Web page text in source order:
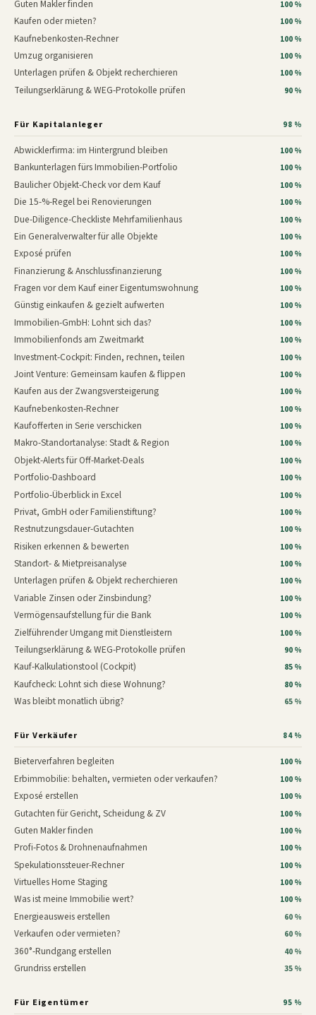
Guten Makler finden 100 %
Kaufen oder mieten? 100 %
Kaufnebenkosten-Rechner 100 %
Umzug organisieren 100 %
Unterlagen prüfen & Objekt recherchieren 100 %
Teilungserklärung & WEG-Protokolle prüfen 90 %
Für Kapitalanleger 98 %
Abwicklerfirma: im Hintergrund bleiben 100 %
Bankunterlagen fürs Immobilien-Portfolio 100 %
Baulicher Objekt-Check vor dem Kauf 100 %
Die 15-%-Regel bei Renovierungen 100 %
Due-Diligence-Checkliste Mehrfamilienhaus 100 %
Ein Generalverwalter für alle Objekte 100 %
Exposé prüfen 100 %
Finanzierung & Anschlussfinanzierung 100 %
Fragen vor dem Kauf einer Eigentumswohnung 100 %
Günstig einkaufen & gezielt aufwerten 100 %
Immobilien-GmbH: Lohnt sich das? 100 %
Immobilienfonds am Zweitmarkt 100 %
Investment-Cockpit: Finden, rechnen, teilen 100 %
Joint Venture: Gemeinsam kaufen & flippen 100 %
Kaufen aus der Zwangsversteigerung 100 %
Kaufnebenkosten-Rechner 100 %
Kaufofferten in Serie verschicken 100 %
Makro-Standortanalyse: Stadt & Region 100 %
Objekt-Alerts für Off-Market-Deals 100 %
Portfolio-Dashboard 100 %
Portfolio-Überblick in Excel 100 %
Privat, GmbH oder Familienstiftung? 100 %
Restnutzungsdauer-Gutachten 100 %
Risiken erkennen & bewerten 100 %
Standort- & Mietpreisanalyse 100 %
Unterlagen prüfen & Objekt recherchieren 100 %
Variable Zinsen oder Zinsbindung? 100 %
Vermögensaufstellung für die Bank 100 %
Zielführender Umgang mit Dienstleistern 100 %
Teilungserklärung & WEG-Protokolle prüfen 90 %
Kauf-Kalkulationstool (Cockpit) 85 %
Kaufcheck: Lohnt sich diese Wohnung? 80 %
Was bleibt monatlich übrig? 65 %
Für Verkäufer 84 %
Bieterverfahren begleiten 100 %
Erbimmobilie: behalten, vermieten oder verkaufen? 100 %
Exposé erstellen 100 %
Gutachten für Gericht, Scheidung & ZV 100 %
Guten Makler finden 100 %
Profi-Fotos & Drohnenaufnahmen 100 %
Spekulationssteuer-Rechner 100 %
Virtuelles Home Staging 100 %
Was ist meine Immobilie wert? 100 %
Energieausweis erstellen 60 %
Verkaufen oder vermieten? 60 %
360°-Rundgang erstellen 40 %
Grundriss erstellen 35 %
Für Eigentümer 95 %